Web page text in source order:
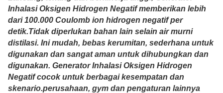
Inhalasi Oksigen Hidrogen Negatif memberikan lebih
dari 100.000 Coulomb ion hidrogen negatif per
detik.Tidak diperlukan bahan lain selain air murni
distilasi. Ini mudah, bebas kerumitan, sederhana untuk
digunakan dan sangat aman untuk dihubungkan dan
digunakan. Generator Inhalasi Oksigen Hidrogen
Negatif cocok untuk berbagai kesempatan dan
skenario.perusahaan, gym dan pengaturan lainnya